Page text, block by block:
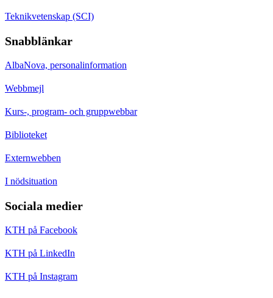
Teknikvetenskap (SCI)
Snabblänkar
AlbaNova, personalinformation
Webbmejl
Kurs-, program- och gruppwebbar
Biblioteket
Externwebben
I nödsituation
Sociala medier
KTH på Facebook
KTH på LinkedIn
KTH på Instagram